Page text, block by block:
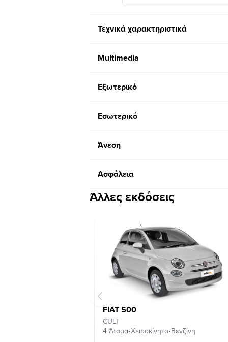
Τεχνικά χαρακτηριστικά
Multimedia
Εξωτερικό
Εσωτερικό
Άνεση
Ασφάλεια
Άλλες εκδόσεις
FIAT 500
CULT
4 Άτομα•Χειροκίνητο•Βενζίνη